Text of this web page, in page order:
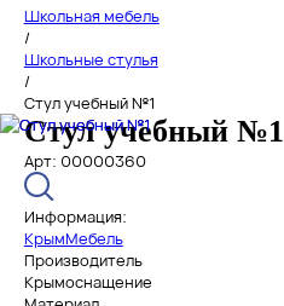
Школьная мебель
/
Школьные стулья
/
Стул учебный №1
Стул учебный №1
Арт: 00000360
Информация:
КрымМебель
Производитель
Крымоснащение